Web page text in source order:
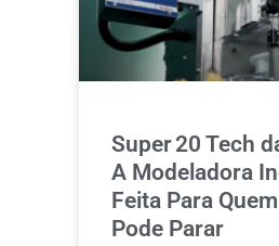
Super 20 Tech
A Modeladora
Feita Para
Pode Parar